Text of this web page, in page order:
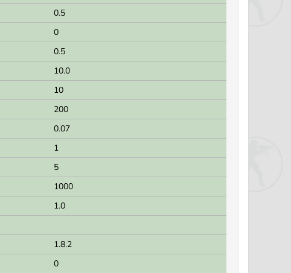
0.5
0
0.5
10.0
10
200
0.07
1
5
1000
1.0
1.8.2
0